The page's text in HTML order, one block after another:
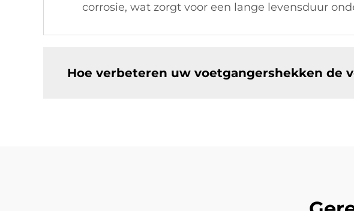
corrosie, wat zorgt voor een lange levensduur
Hoe verbeteren uw voetgangershekken de